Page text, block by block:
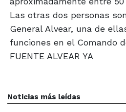
Las otras dos personas
General Alvear, una de
funciones en el Comando
FUENTE ALVEAR YA
Noticias más leídas